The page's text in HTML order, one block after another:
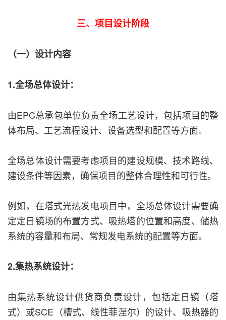
三、项目设计阶段
（一）设计内容
1.全场总体设计：
由EPC总承包单位负责全场工艺设计，包括项目的整
体布局、工艺流程设计、设备选型和配置等方面。
全场总体设计需要考虑项目的建设规模、技术路线、
建设条件等因素，确保项目的整体合理性和可行性。
例如，在塔式光热发电项目中，全场总体设计需要确
定定日镜场的布置方式、吸热塔的位置和高度、储热
系统的容量和布局、常规发电系统的配置等方面。
2.集热系统设计：
由集热系统设计供货商负责设计，包括定日镜（塔
式）或SCE（槽式、线性菲涅尔）的设计、吸热器的